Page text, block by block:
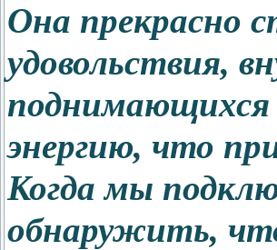
Она прекрасно
удовольствия,
поднимающихся
энергию, что
Когда мы
обнаружить,